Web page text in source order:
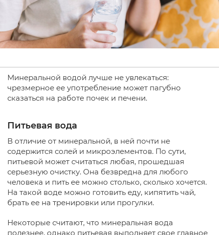
Минеральной водой лучше не увлекаться:
чрезмерное ее употребление может пагубно
сказаться на работе почек и печени.
Питьевая вода
В отличие от минеральной, в ней почти не
содержится солей и микроэлементов. По сути,
питьевой может считаться любая, прошедшая
серьезную очистку. Она безвредна для любого
человека и пить ее можно столько, сколько хочется.
На такой воде можно готовить еду, кипятить чай,
брать ее на тренировки или прогулки.
Некоторые считают, что минеральная вода
полезнее, однако питьевая выполняет свое главное